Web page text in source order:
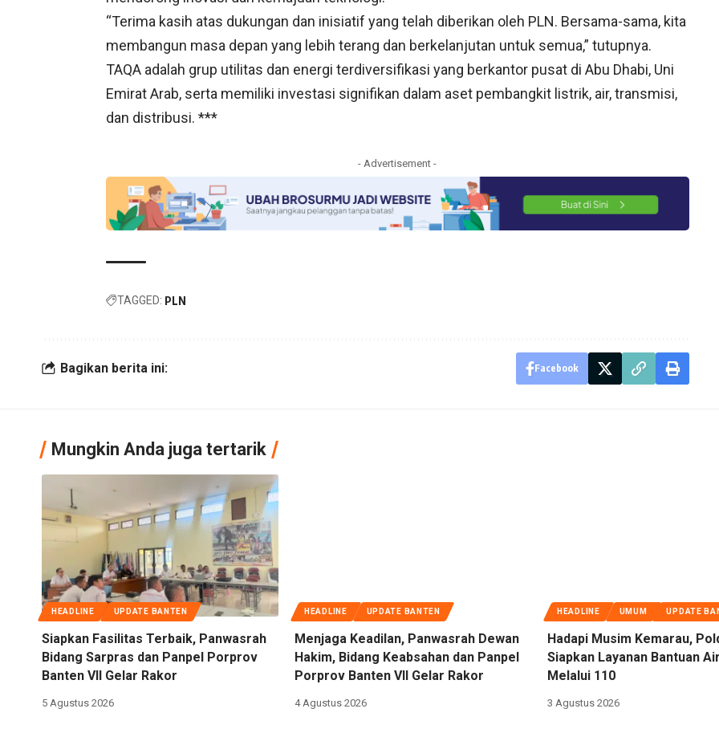
“Terima kasih atas dukungan dan inisiatif yang telah diberikan oleh PLN. Bersama-sama, kita
membangun masa depan yang lebih terang dan berkelanjutan untuk semua,” tutupnya.
TAQA adalah grup utilitas dan energi terdiversifikasi yang berkantor pusat di Abu Dhabi, Uni
Emirat Arab, serta memiliki investasi signifikan dalam aset pembangkit listrik, air, transmisi,
dan distribusi. ***
- Advertisement -
TAGGED: PLN
Bagikan berita ini: Facebook
Mungkin Anda juga tertarik
HEADLINE UPDATE BANTEN
Siapkan Fasilitas Terbaik, Panwasrah
Bidang Sarpras dan Panpel Porprov
Banten VII Gelar Rakor
5 Agustus 2026
HEADLINE UPDATE BANTEN
Menjaga Keadilan, Panwasrah Dewan
Hakim, Bidang Keabsahan dan Panpel
Porprov Banten VII Gelar Rakor
4 Agustus 2026
HEADLINE UMUM UPDATE
Hadapi Musim Kemarau,
Siapkan Layanan Bantuan
Melalui 110
3 Agustus 2026